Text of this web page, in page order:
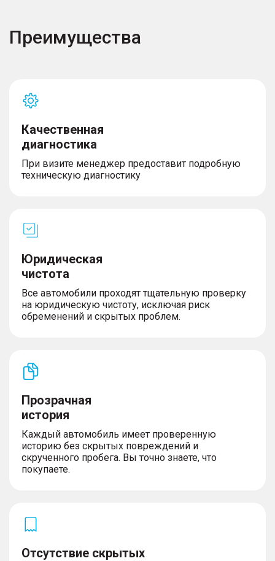
Преимущества
Качественная
диагностика
При визите менеджер предоставит подробную
техническую диагностику
Юридическая
чистота
Все автомобили проходят тщательную проверку
на юридическую чистоту, исключая риск
обременений и скрытых проблем.
Прозрачная
история
Каждый автомобиль имеет проверенную
историю без скрытых повреждений и
скрученного пробега. Вы точно знаете, что
покупаете.
Отсутствие скрытых